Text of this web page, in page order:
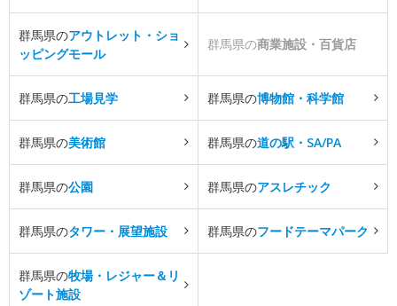
群馬県のアウトレット・ショ
ッピングモール
群馬県の商業施設・百貨店
群馬県の工場見学 群馬県の博物館・科学館
群馬県の美術館 群馬県の道の駅・SA/PA
群馬県の公園 群馬県のアスレチック
群馬県のタワー・展望施設 群馬県のフードテーマパーク
群馬県の牧場・レジャー＆リ
ゾート施設